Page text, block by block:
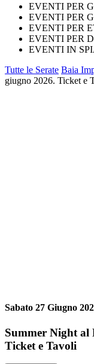
EVENTI PER
EVENTI PER
EVENTI PER
EVENTI PER
EVENTI IN
Tutte le Serate Baia
giugno 2026. Ticket e
Sabato 27 Giugno
Summer Night al
Ticket e Tavoli